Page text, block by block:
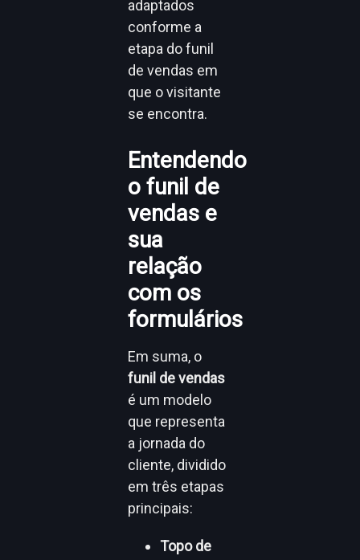
adaptados
conforme a
etapa do funil
de vendas em
que o visitante
se encontra.
Entendendo
o funil de
vendas e
sua
relação
com os
formulários
Em suma, o
funil de vendas
é um modelo
que representa
a jornada do
cliente, dividido
em três etapas
principais:
Topo de